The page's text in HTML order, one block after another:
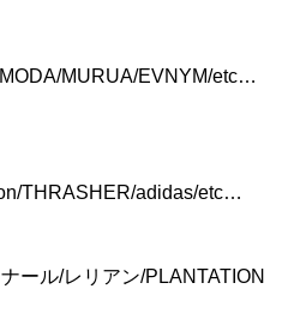
MURUA/EVNYM/etc…
THRASHER/adidas/etc…
ール/レリアン/PLANTATION